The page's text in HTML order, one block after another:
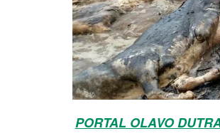
PORTAL OLAVO